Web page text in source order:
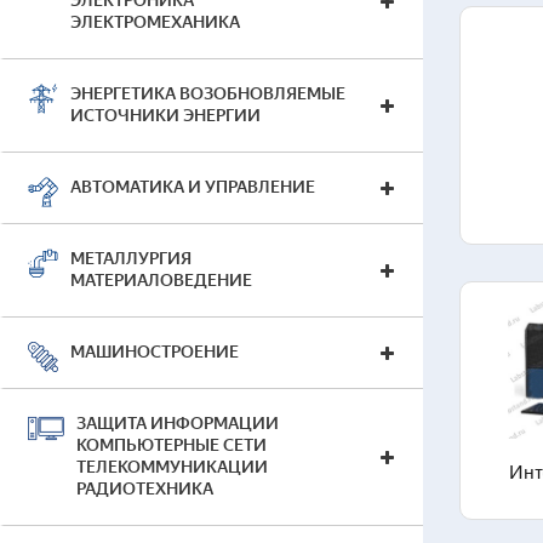
ЭЛЕКТРОМЕХАНИКА
ЭНЕРГЕТИКА ВОЗОБНОВЛЯЕМЫЕ
ИСТОЧНИКИ ЭНЕРГИИ
АВТОМАТИКА И УПРАВЛЕНИЕ
МЕТАЛЛУРГИЯ
МАТЕРИАЛОВЕДЕНИЕ
МАШИНОСТРОЕНИЕ
ЗАЩИТА ИНФОРМАЦИИ
КОМПЬЮТЕРНЫЕ СЕТИ
ТЕЛЕКОММУНИКАЦИИ
РАДИОТЕХНИКА